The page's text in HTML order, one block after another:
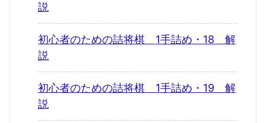
説
初心者のための詰将棋 1手詰め・18 解
説
初心者のための詰将棋 1手詰め・19 解
説